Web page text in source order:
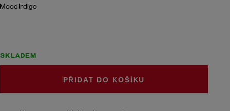
Mood Indigo
SKLADEM
DO KOŠÍKU